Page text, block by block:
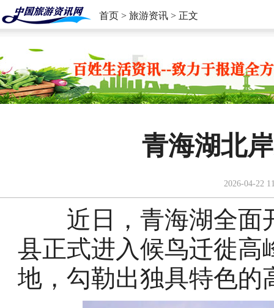
首页 > 旅游资讯 > 正文
青海湖北
2026-04-22
近日，青海湖全面
县正式进入候鸟迁徙高
地，勾勒出独具特色的